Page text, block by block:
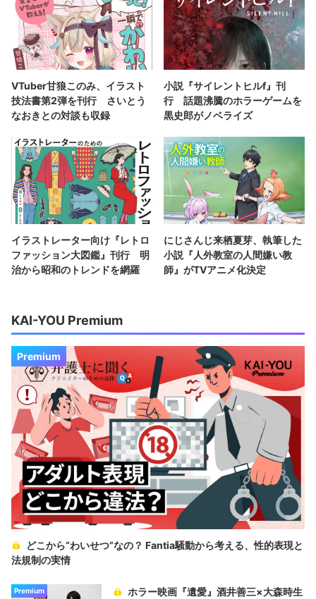
VTuber甘狼このみ、イラスト
技法書第2弾を刊行 さいとう
なおきとの対談も収録
小説『サイレントヒルf』刊
行 話題沸騰のホラーゲームを
黒史郎がノベライズ
イラストレーター向け『レトロ
ファッション大図鑑』刊行 明
治から昭和のトレンドを網羅
にじさんじ来栖夏芽、執筆した
小説『人外教室の人間嫌い教
師』がTVアニメ化決定
KAI-YOU Premium
Premium
どこから“わいせつ”なの？ Fantia騒動から考える、性的表現と
法規制の実情
Premium
ホラー映画『遺愛』酒井善三×大森時生